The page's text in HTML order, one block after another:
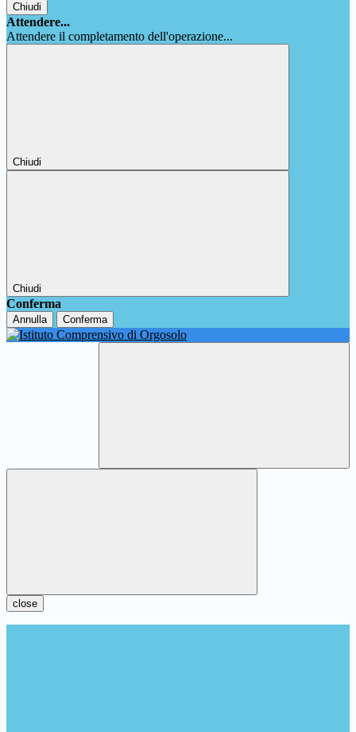
Chiudi
Attendere...
Attendere il completamento dell'operazione...
Chiudi
Chiudi
Conferma
Annulla Conferma
close